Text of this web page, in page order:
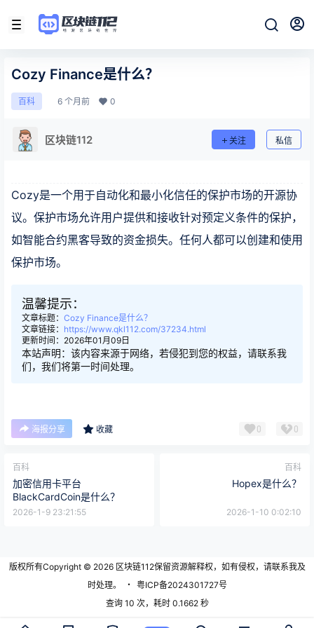
Cozy Finance是什么？
百科 6 个月前 0
区块链112 关注 私信
Cozy是一个用于自动化和最小化信任的保护市场的开源协
议。保护市场允许用户提供和接收针对预定义条件的保护，
如智能合约黑客导致的资金损失。任何人都可以创建和使用
保护市场。
温馨提示：
文章标题： Cozy Finance是什么？
文章链接： https://www.qkl112.com/37234.html
更新时间：2026年01月09日
本站声明：该内容来源于网络，若侵犯到您的权益，请联系我
们，我们将第一时间处理。
海报分享 收藏 0 0
百科
加密信用卡平台
BlackCardCoin是什么？
2026-1-9 23:21:55
百科
Hopex是什么？
2026-1-10 0:02:10
版权所有Copyright © 2026区块链112保留资源解释权，如有侵权，请联系我及
时处理。
・ 粤ICP备2024301727号
查询 10 次，耗时 0.1662 秒